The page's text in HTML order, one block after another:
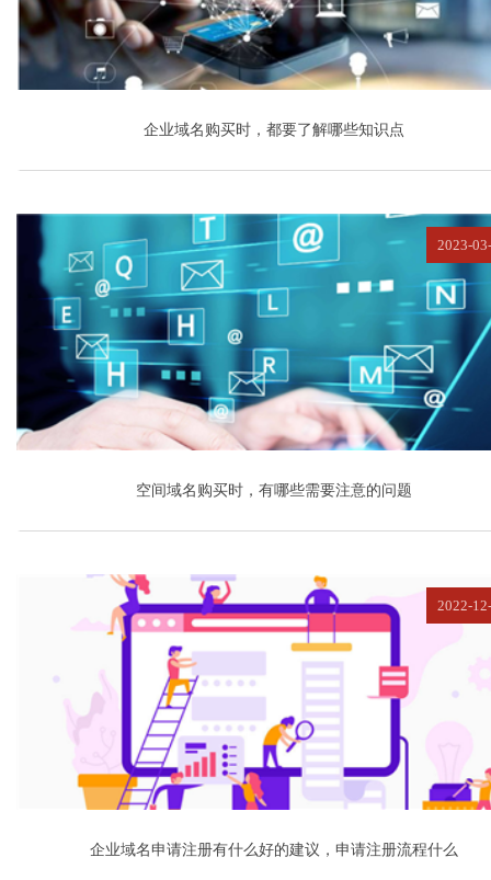
企业域名购买时，都要了解哪些知识点
2023-
空间域名购买时，有哪些需要注意的问题
2022-
企业域名申请注册有什么好的建议，申请注册流程什么